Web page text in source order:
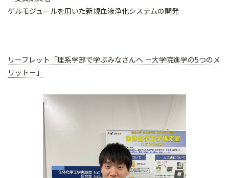
ゲルモジュールを用いた新規血液浄化システムの開発
リーフレット「理系学部で学ぶみなさんへ －大学院進学の5つのメ
リット－」